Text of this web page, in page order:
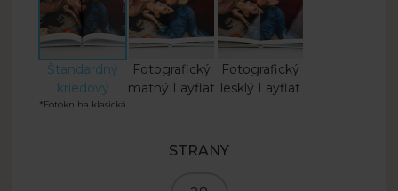
Štandardný
kriedový
*Fotokniha klasická
Fotografický
matný Layflat
Fotografický
lesklý Layflat
STRANY